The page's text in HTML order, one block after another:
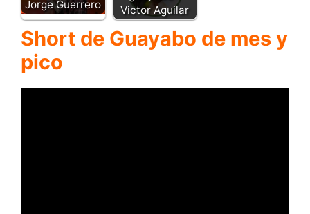
Jorge Guerrero
Victor Aguilar
Short de Guayabo de mes y
pico